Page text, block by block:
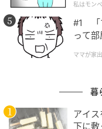
キャンプ地では薪を
間がかかります。
扉を開けた時、驚
す。洗面所の蛇口
べ、その偉大さを
回せば、瞬時に火
ことでしょう。
私はモン
#1 「
って
ママが家
暮
アイ
下に